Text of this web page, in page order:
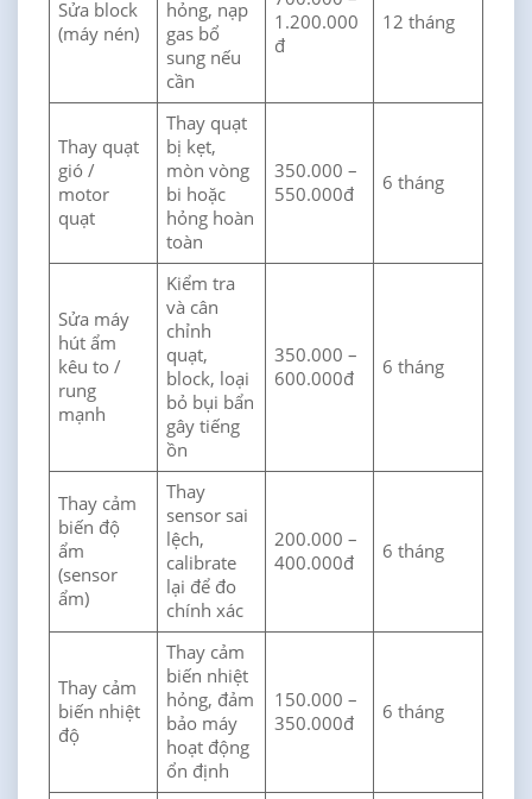
Sửa block
(máy nén)
hỏng, nạp
gas bổ
sung nếu
cần
1.200.000
đ
12 tháng
Thay quạt
gió /
motor
quạt
Thay quạt
bị kẹt,
mòn vòng
bi hoặc
hỏng hoàn
toàn
350.000 –
550.000đ
6 tháng
Sửa máy
hút ẩm
kêu to /
rung
mạnh
Kiểm tra
và cân
chỉnh
quạt,
block, loại
bỏ bụi bẩn
gây tiếng
ồn
350.000 –
600.000đ
6 tháng
Thay cảm
biến độ
ẩm
(sensor
ẩm)
Thay
sensor sai
lệch,
calibrate
lại để đo
chính xác
200.000 –
400.000đ
6 tháng
Thay cảm
biến nhiệt
độ
Thay cảm
biến nhiệt
hỏng, đảm
bảo máy
hoạt động
ổn định
150.000 –
350.000đ
6 tháng